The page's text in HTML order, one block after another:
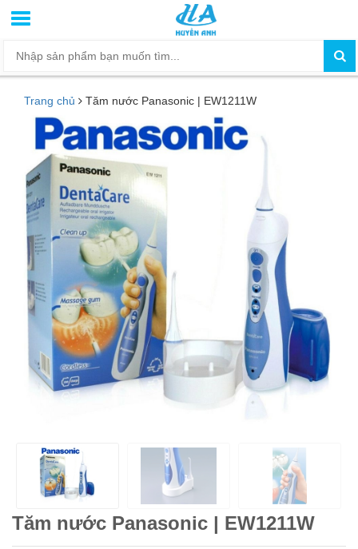
Trang chủ Tăm nước Panasonic | EW1211W
Tăm nước Panasonic | EW1211W